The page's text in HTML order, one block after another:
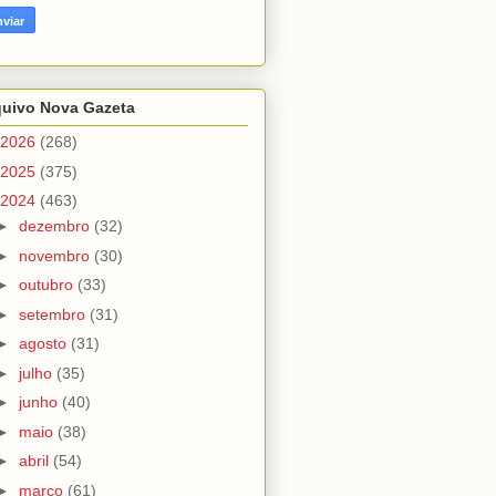
Nova Gazeta
2026 (268)
2025 (375)
2024 (463)
dezembro (32)
novembro (30)
outubro (33)
setembro (31)
agosto (31)
julho (35)
junho (40)
maio (38)
abril (54)
março (61)